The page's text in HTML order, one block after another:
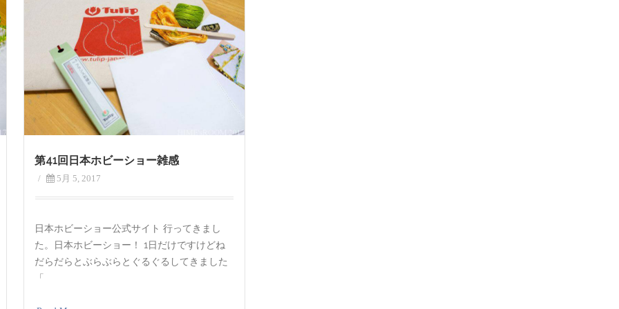
第41回日本ホビーショー雑感
/ 5月 5, 2017
日本ホビーショー公式サイト 行ってきまし
た。日本ホビーショー！ 1日だけですけどね
だらだらとぶらぶらとぐるぐるしてきました
「